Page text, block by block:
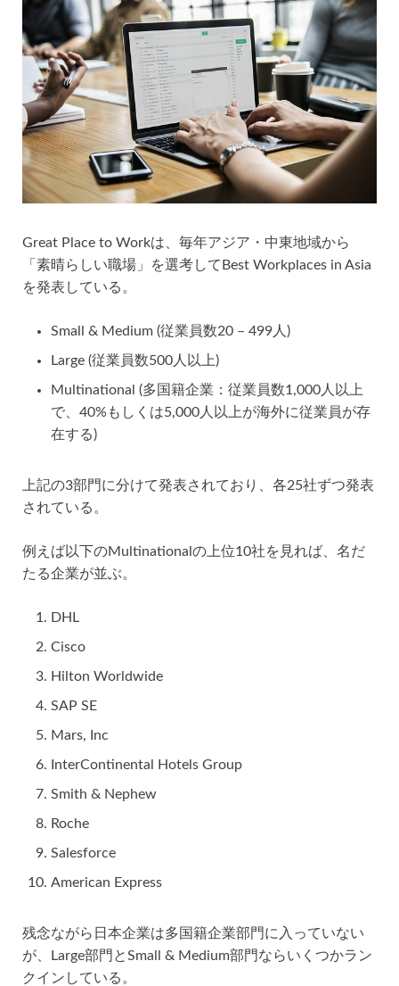
Great Place to Workは、毎年アジア・中東地域から
「素晴らしい職場」を選考してBest Workplaces in Asia
を発表している。
Small & Medium (従業員数20 – 499人)
Large (従業員数500人以上)
Multinational (多国籍企業：従業員数1,000人以上
で、40%もしくは5,000人以上が海外に従業員が存
在する)
上記の3部門に分けて発表されており、各25社ずつ発表
されている。
例えば以下のMultinationalの上位10社を見れば、名だ
たる企業が並ぶ。
DHL
Cisco
Hilton Worldwide
SAP SE
Mars, Inc
InterContinental Hotels Group
Smith & Nephew
Roche
Salesforce
American Express
残念ながら日本企業は多国籍企業部門に入っていない
が、Large部門とSmall & Medium部門ならいくつかラン
クインしている。